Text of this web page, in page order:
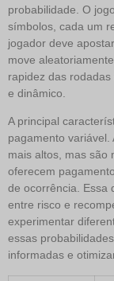
probabilidade. O
símbolos, cada um
jogador deve
move
rapidez das
e dinâmico.
A principal
pagamento
mais altos, mas são
oferecem
de ocorrência. Essa
entre risco e
experimentar
essas
informadas e